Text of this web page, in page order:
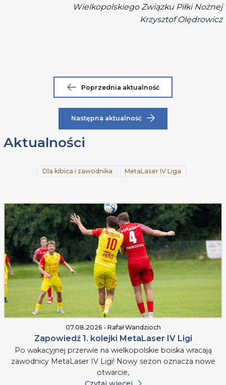
Wielkopolskiego Związku Piłki Nożnej
Krzysztof Olędrowicz
Poprzednia aktualność
Następna aktualność
Aktualności
Dla kibica i zawodnika MetaLaser IV Liga
07.08.2026 • Rafał Wandzioch
Zapowiedź 1. kolejki MetaLaser IV Ligi
Po wakacyjnej przerwie na wielkopolskie boiska wracają
zawodnicy MetaLaser IV Ligi! Nowy sezon oznacza nowe
otwarcie,